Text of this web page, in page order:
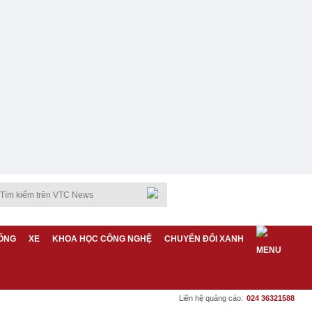
XE KHOA HỌC CÔNG NGHỆ CHUYỂN ĐỔI XANH
Liên hệ quảng cáo: 024 36321588